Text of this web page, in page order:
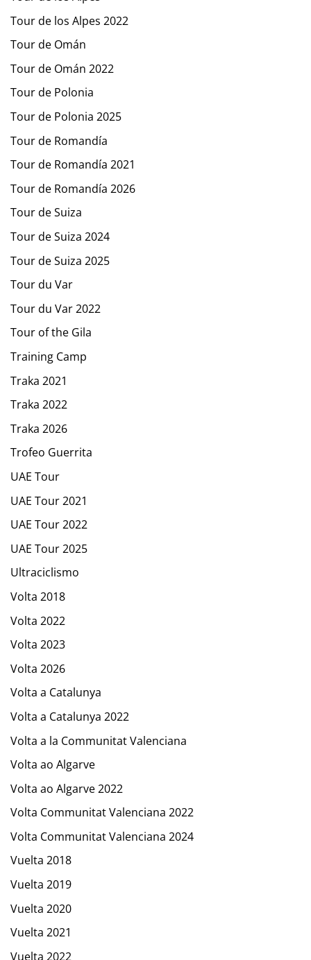
Tour de los Alpes 2022
Tour de Omán
Tour de Omán 2022
Tour de Polonia
Tour de Polonia 2025
Tour de Romandía
Tour de Romandía 2021
Tour de Romandía 2026
Tour de Suiza
Tour de Suiza 2024
Tour de Suiza 2025
Tour du Var
Tour du Var 2022
Tour of the Gila
Training Camp
Traka 2021
Traka 2022
Traka 2026
Trofeo Guerrita
UAE Tour
UAE Tour 2021
UAE Tour 2022
UAE Tour 2025
Ultraciclismo
Volta 2018
Volta 2022
Volta 2023
Volta 2026
Volta a Catalunya
Volta a Catalunya 2022
Volta a la Communitat Valenciana
Volta ao Algarve
Volta ao Algarve 2022
Volta Communitat Valenciana 2022
Volta Communitat Valenciana 2024
Vuelta 2018
Vuelta 2019
Vuelta 2020
Vuelta 2021
Vuelta 2022